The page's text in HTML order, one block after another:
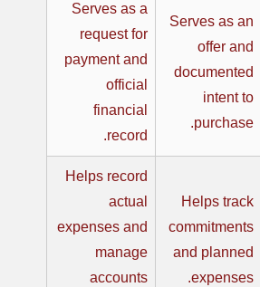
Serves as an
offer and
documented
intent to
purchase.
Serves as a
request for
payment and
official
financial
record.
Helps track
commitments
and planned
expenses.
Helps record
actual
expenses and
manage
accounts